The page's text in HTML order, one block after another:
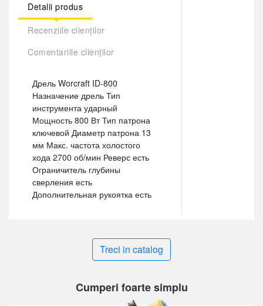
Detalii produs
Recenziile clienților
Comentariile clienților
Дрель Worcraft ID-800
Назначение дрель Тип
инструмента ударный
Мощность 800 Вт Тип патрона
ключевой Диаметр патрона 13
мм Макс. частота холостого
хода 2700 об/мин Реверс есть
Ограничитель глубины
сверления есть
Дополнительная рукоятка есть
Treci in catalog
Cumperi foarte simplu